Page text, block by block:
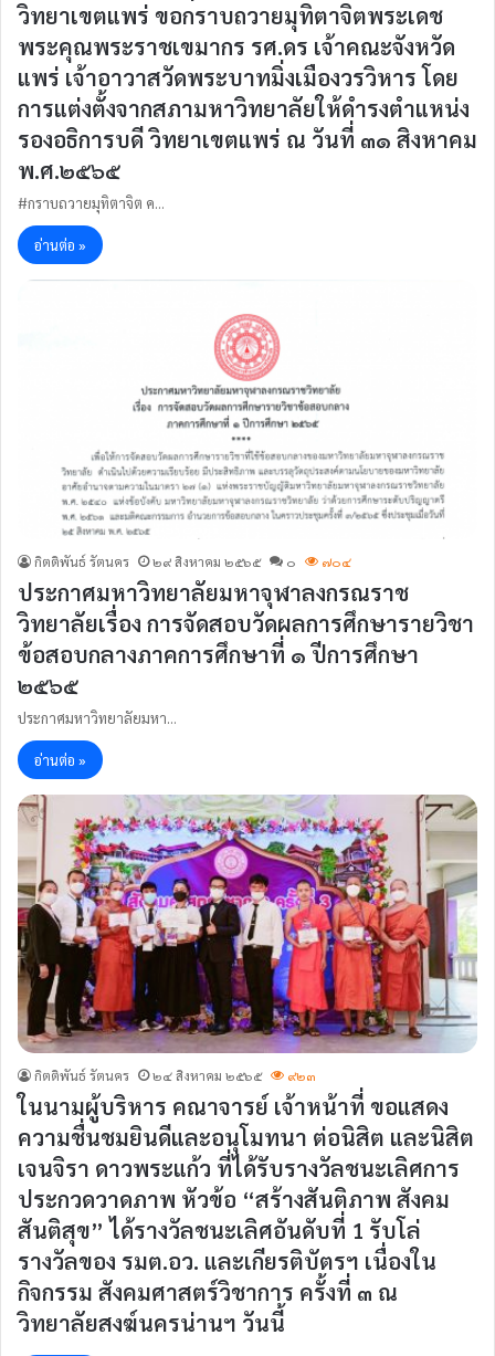
วิทยาเขตแพร่ ขอกราบถวายมุทิตาจิตพระเดช
พระคุณพระราชเขมากร รศ.ดร เจ้าคณะจังหวัด
แพร่ เจ้าอาวาสวัดพระบาทมิ่งเมืองวรวิหาร โดย
การแต่งตั้งจากสภามหาวิทยาลัยให้ดำรงตำแหน่ง
รองอธิการบดี วิทยาเขตแพร่ ณ วันที่ ๓๑ สิงหาคม
พ.ศ.๒๕๖๕
#กราบถวายมุทิตาจิต ค…
อ่านต่อ »
กิตติพันธ์ รัตนคร ๒๙ สิงหาคม ๒๕๖๕ ๐ ๗๐๔
ประกาศมหาวิทยาลัยมหาจุฬาลงกรณราช
วิทยาลัยเรื่อง การจัดสอบวัดผลการศึกษารายวิชา
ข้อสอบกลางภาคการศึกษาที่ ๑ ปีการศึกษา
๒๕๖๕
ประกาศมหาวิทยาลัยมหา…
อ่านต่อ »
กิตติพันธ์ รัตนคร ๒๔ สิงหาคม ๒๕๖๕ ๙๒๓
ในนามผู้บริหาร คณาจารย์ เจ้าหน้าที่ ขอแสดง
ความชื่นชมยินดีและอนุโมทนา ต่อนิสิต และนิสิต
เจนจิรา ดาวพระแก้ว ที่ได้รับรางวัลชนะเลิศการ
ประกวดวาดภาพ หัวข้อ “สร้างสันติภาพ สังคม
สันติสุข” ได้รางวัลชนะเลิศอันดับที่ 1 รับโล่
รางวัลของ รมต.อว. และเกียรติบัตรฯ เนื่องใน
กิจกรรม สังคมศาสตร์วิชาการ ครั้งที่ ๓ ณ
วิทยาลัยสงฆ์นครน่านฯ วันนี้